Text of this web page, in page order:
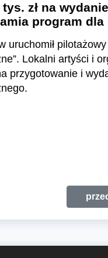
tys. zł na
program
uruchomił
Lokalni artyści i
przygotowanie i